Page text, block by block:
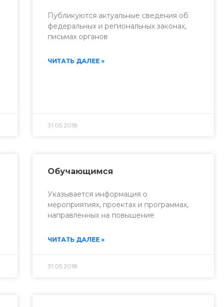
Публикуются актуальные сведения об
федеральных и региональных законах,
письмах органов
ЧИТАТЬ ДАЛЕЕ »
31.05.2018
Обучающимся
Указывается информация о
мероприятиях, проектах и программах,
направленных на повышение
ЧИТАТЬ ДАЛЕЕ »
31.05.2018